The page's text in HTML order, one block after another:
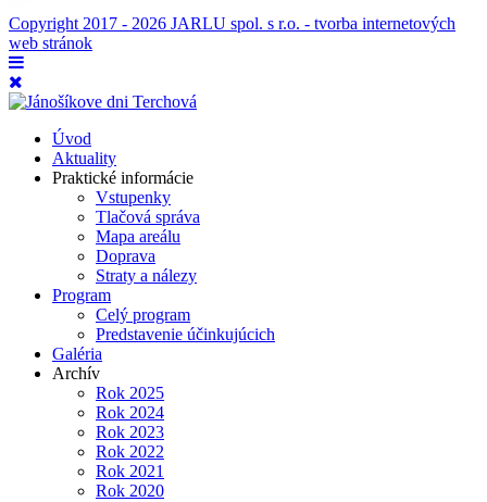
Copyright 2017 - 2026 JARLU spol. s r.o. - tvorba internetových
web stránok
Úvod
Aktuality
Praktické informácie
Vstupenky
Tlačová správa
Mapa areálu
Doprava
Straty a nálezy
Program
Celý program
Predstavenie účinkujúcich
Galéria
Archív
Rok 2025
Rok 2024
Rok 2023
Rok 2022
Rok 2021
Rok 2020